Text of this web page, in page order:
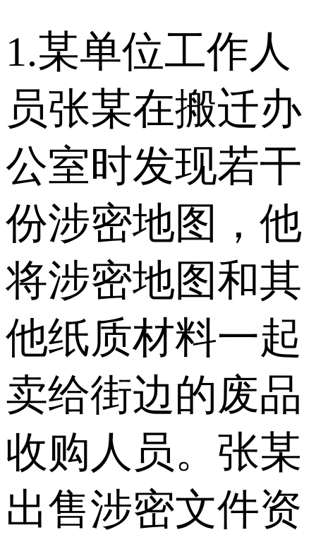
1.某单位工作人
员张某在搬迁办
公室时发现若干
份涉密地图，他
将涉密地图和其
他纸质材料一起
卖给街边的废品
收购人员。张某
出售涉密文件资